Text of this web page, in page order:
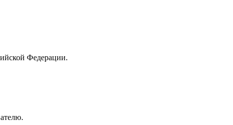
Федерации.